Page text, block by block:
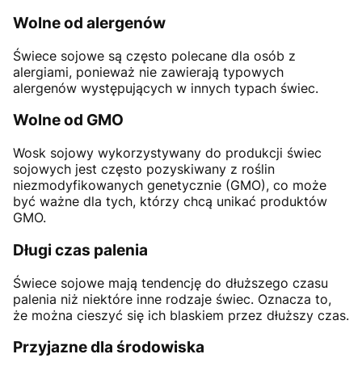
Wolne od alergenów
Świece sojowe są często polecane dla osób z
alergiami, ponieważ nie zawierają typowych
alergenów występujących w innych typach świec.
Wolne od GMO
Wosk sojowy wykorzystywany do produkcji świec
sojowych jest często pozyskiwany z roślin
niezmodyfikowanych genetycznie (GMO), co może
być ważne dla tych, którzy chcą unikać produktów
GMO.
Długi czas palenia
Świece sojowe mają tendencję do dłuższego czasu
palenia niż niektóre inne rodzaje świec. Oznacza to,
że można cieszyć się ich blaskiem przez dłuższy czas.
Przyjazne dla środowiska